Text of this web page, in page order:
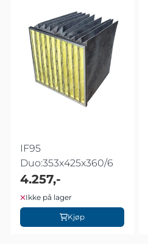
IF95
Duo:353x425x360/6
4.257,-
Ikke på lager
Kjøp